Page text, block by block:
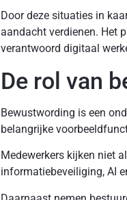
Door deze situaties in
aandacht verdienen. Het
verantwoord digitaal
De rol van
Bewustwording is een
belangrijke
Medewerkers kijken niet
informatiebeveiliging, AI